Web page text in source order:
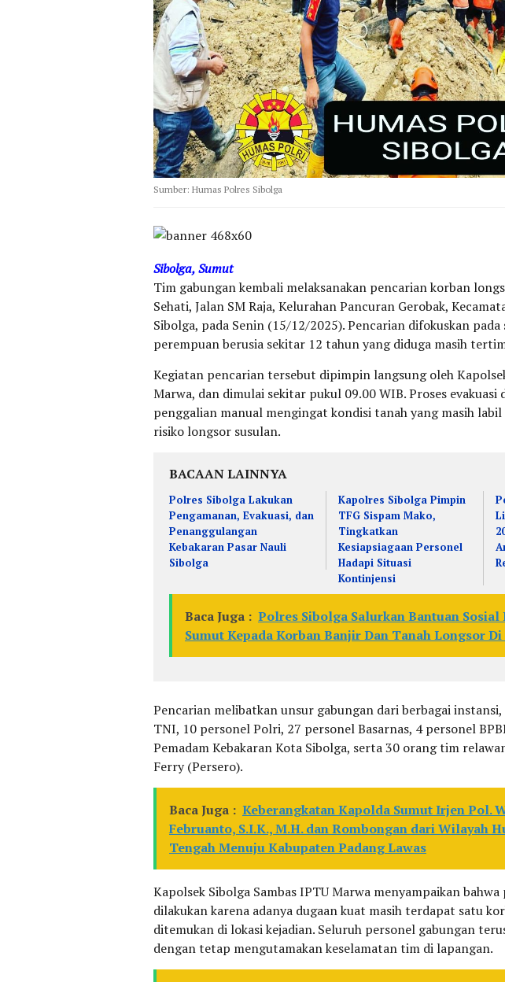
Sumber: Humas Polres Sibolga
Sibolga, Sumut
Tim gabungan kembali melaksanakan pencarian korban
Sehati, Jalan SM Raja, Kelurahan Pancuran Gerobak,
Sibolga, pada Senin (15/12/2025). Pencarian difokuskan
perempuan berusia sekitar 12 tahun yang diduga masih
Kegiatan pencarian tersebut dipimpin langsung oleh
Marwa, dan dimulai sekitar pukul 09.00 WIB. Proses
penggalian manual mengingat kondisi tanah yang masih
risiko longsor susulan.
BACAAN LAINNYA
Polres Sibolga Lakukan
Pengamanan, Evakuasi, dan
Penanggulangan
Kebakaran Pasar Nauli
Sibolga
Kapolres Sibolga Pimpin
TFG Sispam Mako,
Tingkatkan
Kesiapsiagaan Personel
Hadapi Situasi
Kontinjensi
Baca Juga : Polres Sibolga Salurkan Bantuan
Sumut Kepada Korban Banjir Dan Tanah Longsor
Pencarian melibatkan unsur gabungan dari berbagai
TNI, 10 personel Polri, 27 personel Basarnas, 4 personel
Pemadam Kebakaran Kota Sibolga, serta 30 orang tim
Ferry (Persero).
Baca Juga : Keberangkatan Kapolda Sumut Irjen Pol.
Februanto, S.I.K., M.H. dan Rombongan dari Wilayah
Tengah Menuju Kabupaten Padang Lawas
Kapolsek Sibolga Sambas IPTU Marwa menyampaikan
dilakukan karena adanya dugaan kuat masih terdapat satu
ditemukan di lokasi kejadian. Seluruh personel gabungan
dengan tetap mengutamakan keselamatan tim di lapangan.